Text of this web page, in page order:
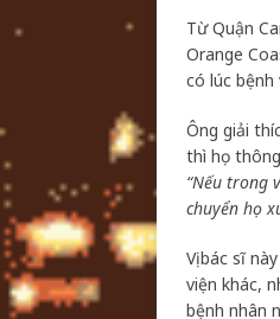
Từ Quận
Orange
có lúc bệnh
Ông giải
thì họ
“Nếu trong
chuyển họ
Vị bác sĩ
viện khác,
bệnh nhân